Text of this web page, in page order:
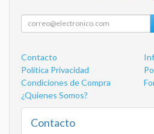
Contacto
Política Privacidad
Condiciones de Compra
¿Quienes Somos?
Contacto